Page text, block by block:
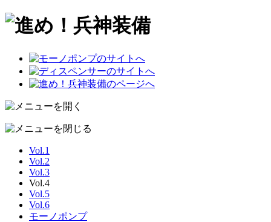
Vol.1
Vol.2
Vol.3
Vol.4
Vol.5
Vol.6
モーノポンプ